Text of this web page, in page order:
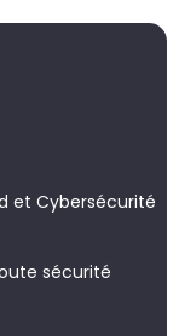
et Cybersécurité
sécurité